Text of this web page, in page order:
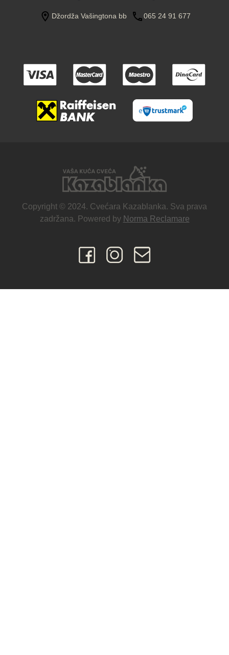
Džordža Vašingtona bb 065 24 91 677
Copyright © 2024. Cvećara Kazablanka. Sva prava
zadržana. Powered by Norma Reclamare